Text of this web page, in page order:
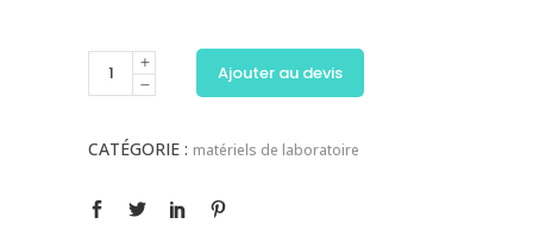
Ajouter au devis
CATÉGORIE : matériels de laboratoire